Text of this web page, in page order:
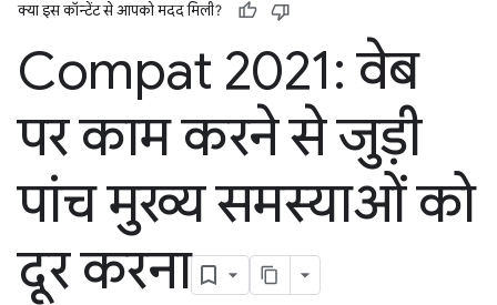
क्या इस कॉन्टेंट से आपको मदद मिली?
Compat 2021: वेब
पर काम करने से जुड़ी
पांच मुख्य समस्याओं को
दूर करना